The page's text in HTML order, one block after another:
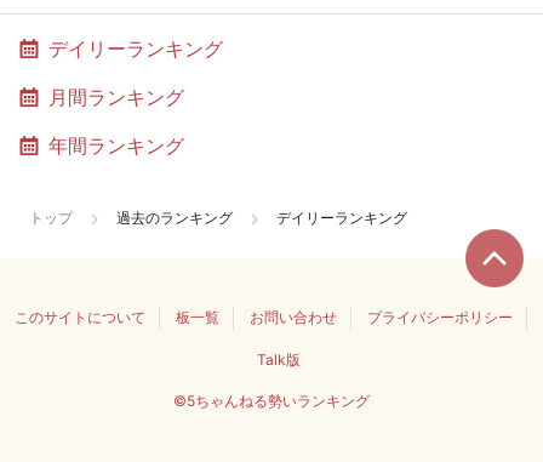
デイリーランキング
月間ランキング
年間ランキング
トップ 過去のランキング デイリーランキング
このサイトについて 板一覧 お問い合わせ プライバシーポリシー
Talk版
©5ちゃんねる勢いランキング